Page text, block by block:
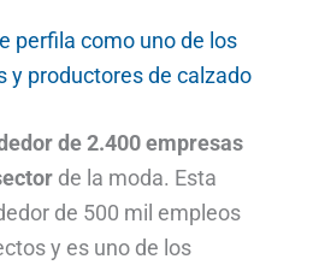
perfila como uno de los
y productores de calzado
de 2.400 empresas
de la moda. Esta
de 500 mil empleos
y es uno de los